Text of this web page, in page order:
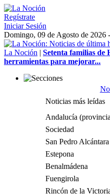
Regístrate
Iniciar Sesión
Domingo, 09 de Agosto de 2026
La Noción | Setenta familias de
herramientas para mejorar...
Noticias más leídas
Andalucía
Sociedad
San Pedro Alcántara
Estepona
Benalmádena
Fuengirola
Rincón de la